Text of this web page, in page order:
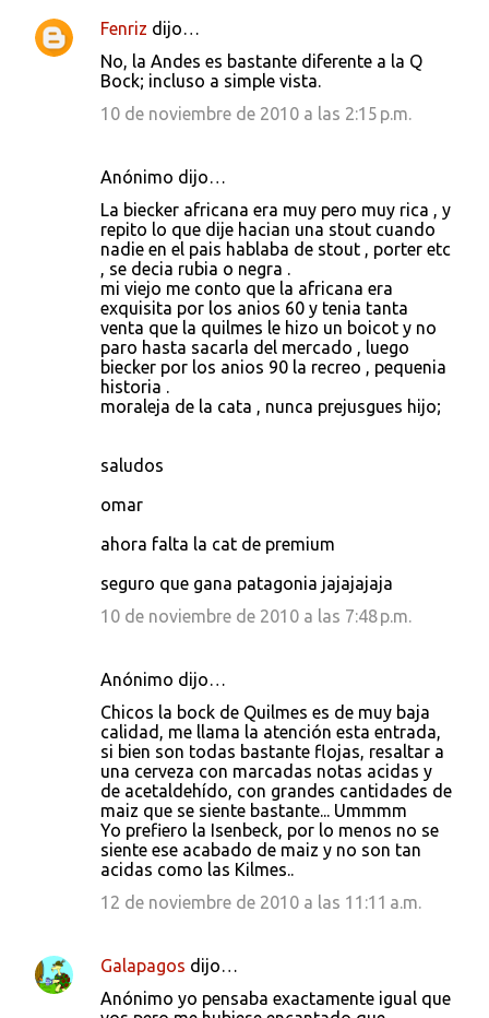
Fenriz dijo…
No, la Andes es bastante diferente a la Q
Bock; incluso a simple vista.
10 de noviembre de 2010 a las 2:15 p.m.
Anónimo dijo…
La biecker africana era muy pero muy rica , y
repito lo que dije hacian una stout cuando
nadie en el pais hablaba de stout , porter etc
, se decia rubia o negra .
mi viejo me conto que la africana era
exquisita por los anios 60 y tenia tanta
venta que la quilmes le hizo un boicot y no
paro hasta sacarla del mercado , luego
biecker por los anios 90 la recreo , pequenia
historia .
moraleja de la cata , nunca prejusgues hijo;
saludos
omar
ahora falta la cat de premium
seguro que gana patagonia jajajajaja
10 de noviembre de 2010 a las 7:48 p.m.
Anónimo dijo…
Chicos la bock de Quilmes es de muy baja
calidad, me llama la atención esta entrada,
si bien son todas bastante flojas, resaltar a
una cerveza con marcadas notas acidas y
de acetaldehído, con grandes cantidades de
maiz que se siente bastante... Ummmm
Yo prefiero la Isenbeck, por lo menos no se
siente ese acabado de maiz y no son tan
acidas como las Kilmes..
12 de noviembre de 2010 a las 11:11 a.m.
Galapagos dijo…
Anónimo yo pensaba exactamente igual que